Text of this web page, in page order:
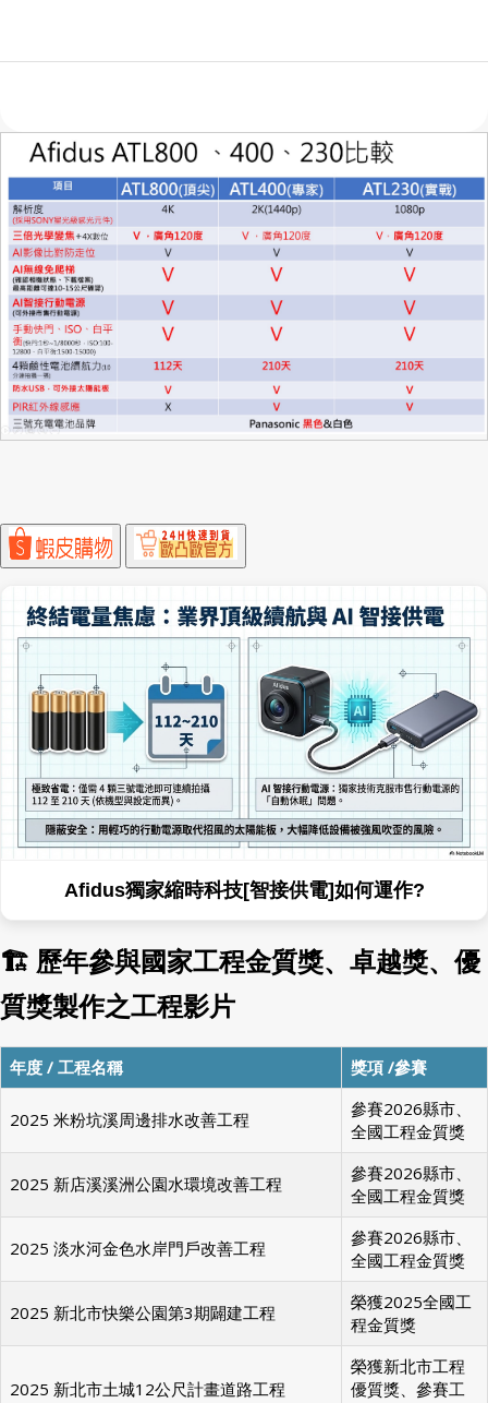
Afidus獨家縮時科技[智接供電]如何運作?
🏗 歷年參與國家工程金質獎、卓越獎、優
質獎製作之工程影片
年度 / 工程名稱 獎項 /參賽
2025 米粉坑溪周邊排水改善工程
參賽2026縣市、
全國工程金質獎
2025 新店溪溪洲公園水環境改善工程
參賽2026縣市、
全國工程金質獎
2025 淡水河金色水岸門戶改善工程
參賽2026縣市、
全國工程金質獎
2025 新北市快樂公園第3期闢建工程
榮獲2025全國工
程金質獎
2025 新北市土城12公尺計畫道路工程
榮獲新北市工程
優質獎、參賽工